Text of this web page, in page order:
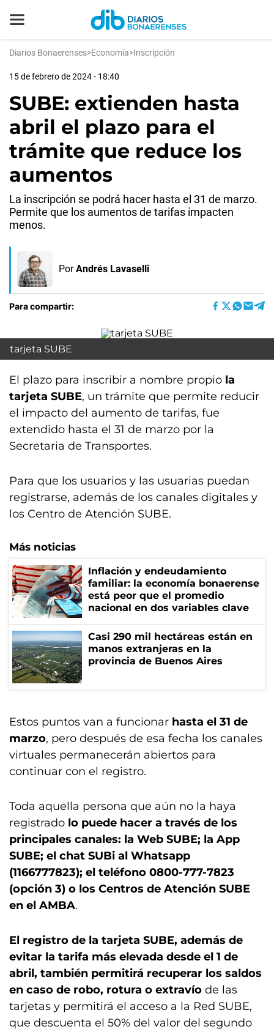
Diarios Bonaerenses>Economía>Inscripción
15 de febrero de 2024 - 18:40
SUBE: extienden hasta
abril el plazo para el
trámite que reduce los
aumentos
La inscripción se podrá hacer hasta el 31 de marzo.
Permite que los aumentos de tarifas impacten
menos.
Por Andrés Lavaselli
Para compartir:
tarjeta SUBE
El plazo para inscribir a nombre propio la
tarjeta SUBE, un trámite que permite reducir
el impacto del aumento de tarifas, fue
extendido hasta el 31 de marzo por la
Secretaria de Transportes.
Para que los usuarios y las usuarias puedan
registrarse, además de los canales digitales y
los Centro de Atención SUBE.
Más noticias
Inflación y endeudamiento
familiar: la economía bonaerense
está peor que el promedio
nacional en dos variables clave
Casi 290 mil hectáreas están en
manos extranjeras en la
provincia de Buenos Aires
Estos puntos van a funcionar hasta el 31 de
marzo, pero después de esa fecha los canales
virtuales permanecerán abiertos para
continuar con el registro.
Toda aquella persona que aún no la haya
registrado lo puede hacer a través de los
principales canales: la Web SUBE; la App
SUBE; el chat SUBi al Whatsapp
(1166777823); el teléfono 0800-777-7823
(opción 3) o los Centros de Atención SUBE
en el AMBA.
El registro de la tarjeta SUBE, además de
evitar la tarifa más elevada desde el 1 de
abril, también permitirá recuperar los saldos
en caso de robo, rotura o extravío de las
tarjetas y permitirá el acceso a la Red SUBE,
que descuenta el 50% del valor del segundo